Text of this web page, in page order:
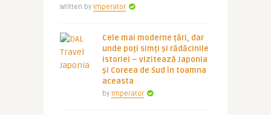
Written by Imperator
Cele mai moderne țări, dar
unde poți simți și rădăcinile
istoriei – vizitează Japonia
și Coreea de Sud în toamna
aceasta
by Imperator